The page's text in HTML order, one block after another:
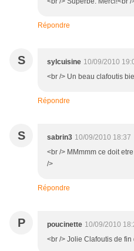
Répondre
S sylcuisine 10/09/2010
<br /> Un beau clafoutis
Répondre
S sabrin3 10/09/2010 18:37
<br /> MMmmm ce doit
/>
Répondre
P poucinette 10/09/2010
<br /> Jolie Clafoutis de fin